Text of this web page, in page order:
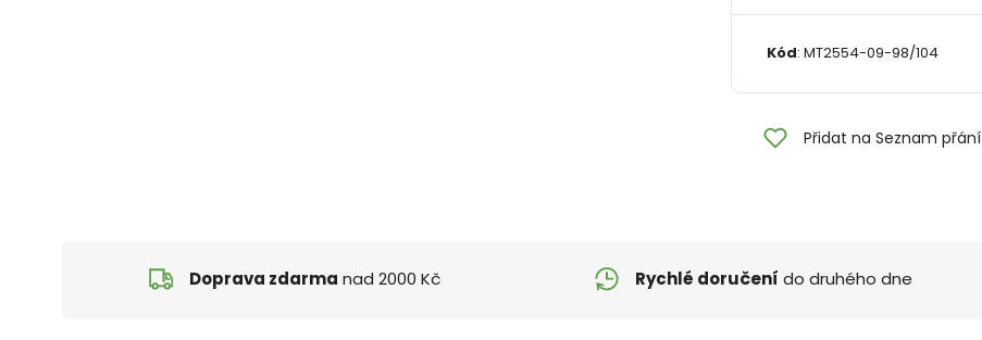
Kód: MT2554-09-98/104
Přidat na Seznam přání
Doprava zdarma nad 2000 Kč Rychlé doručení do druhého dne